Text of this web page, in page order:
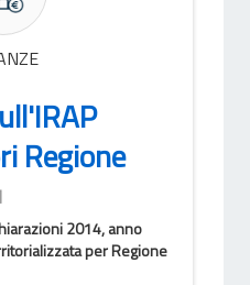
Regione
2014, anno
per Regione